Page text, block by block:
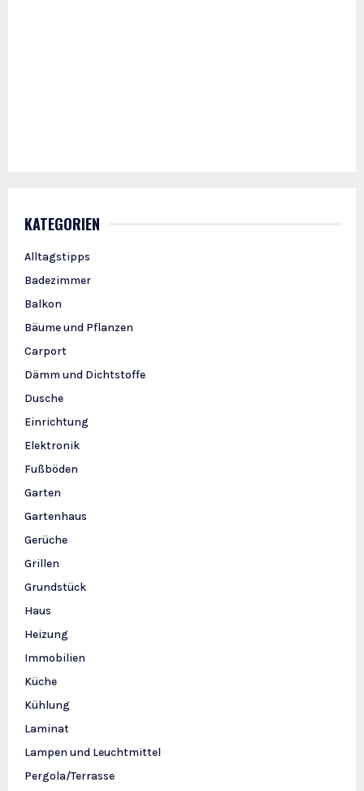
KATEGORIEN
Alltagstipps
Badezimmer
Balkon
Bäume und Pflanzen
Carport
Dämm und Dichtstoffe
Dusche
Einrichtung
Elektronik
Fußböden
Garten
Gartenhaus
Gerüche
Grillen
Grundstück
Haus
Heizung
Immobilien
Küche
Kühlung
Laminat
Lampen und Leuchtmittel
Pergola/Terrasse